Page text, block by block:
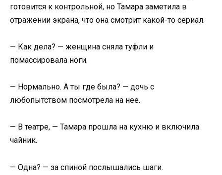
готовится к контрольной, но Тамара заметила в
отражении экрана, что она смотрит какой-то сериал.
— Как дела? — женщина сняла туфли и
помассировала ноги.
— Нормально. А ты где была? — дочь с
любопытством посмотрела на нее.
— В театре, — Тамара прошла на кухню и включила
чайник.
— Одна? — за спиной послышались шаги.